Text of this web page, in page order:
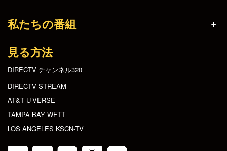
私たちの番組
見る方法
DIRECTV チャンネル320
DIRECTV STREAM
AT&T U-VERSE
TAMPA BAY WFTT
LOS ANGELES KSCN-TV